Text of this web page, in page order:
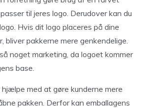
til jeres logo. Derudover kan du
Hvis dit logo placeres på dine
bliver pakkerne mere genkendelige.
noget marketing, da logoet kommer
base.
hjælpe med at gøre kunderne mere
pakken. Derfor kan emballagens